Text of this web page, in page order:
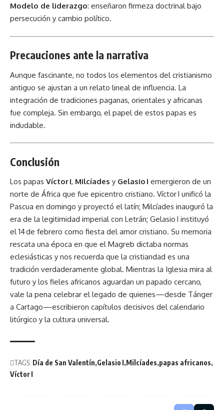
Modelo de liderazgo: enseñaron firmeza doctrinal bajo
persecución y cambio político.
Precauciones ante la narrativa
Aunque fascinante, no todos los elementos del cristianismo
antiguo se ajustan a un relato lineal de influencia. La
integración de tradiciones paganas, orientales y africanas
fue compleja. Sin embargo, el papel de estos papas es
indudable.
Conclusión
Los papas Víctor I, Milcíades y Gelasio I emergieron de un
norte de África que fue epicentro cristiano. Víctor I unificó la
Pascua en domingo y proyectó el latín; Milcíades inauguró la
era de la legitimidad imperial con Letrán; Gelasio I instituyó
el 14 de febrero como fiesta del amor cristiano. Su memoria
rescata una época en que el Magreb dictaba normas
eclesiásticas y nos recuerda que la cristiandad es una
tradición verdaderamente global. Mientras la Iglesia mira al
futuro y los fieles africanos aguardan un papado cercano,
vale la pena celebrar el legado de quienes—desde Tánger
a Cartago—escribieron capítulos decisivos del calendario
litúrgico y la cultura universal.
TAGS: Día de San Valentín Gelasio I Milcíades papas africanos
Víctor I